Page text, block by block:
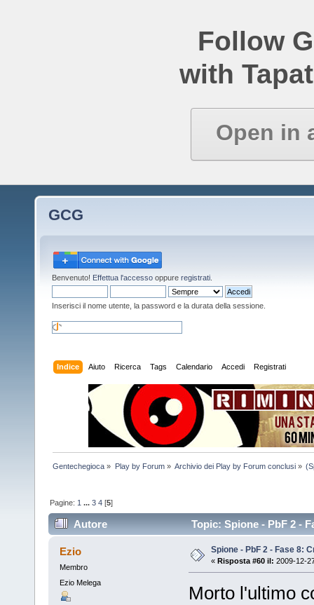
Follow
with
Open in
GCG
Benvenuto! Effettua l'accesso oppure registrati
Inserisci il nome utente, la password e la durata della sessione.
Indice Aiuto Ricerca Tags Calendario Accedi Registrati
Gentechegioca » Play by Forum» Archivio dei Play by Forum conclusi»
Pagine: 1 ...3 4 [5]
Autore Topic: Spione - PbF 2 -
Ezio
Membro
Ezio Melega
Spione - PbF 2 - Fase 8:
« Risposta #60 il: 2009-12-
Morto l'ultimo